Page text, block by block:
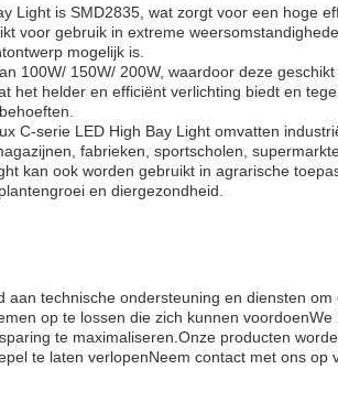
Light is SMD2835, wat zorgt voor een hoge
voor gebruik in extreme
mogelijk is.
100W/ 150W/ 200W, waardoor deze
helder en efficiënt verlichting biedt en
C-serie LED High Bay Light omvatten
fabrieken, sportscholen,
kan ook worden gebruikt in agrarische
en diergezondheid.
technische ondersteuning en diensten
op te lossen die zich kunnen
te maximaliseren.Onze producten
te laten verlopenNeem contact met ons op